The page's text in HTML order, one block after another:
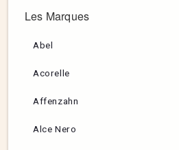
Les Marques
Abel
Acorelle
Affenzahn
Alce Nero